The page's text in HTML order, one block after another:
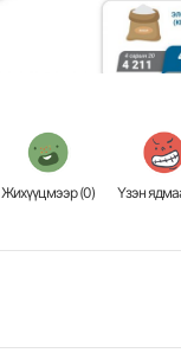
Жихүүцмээр (0) Үзэн